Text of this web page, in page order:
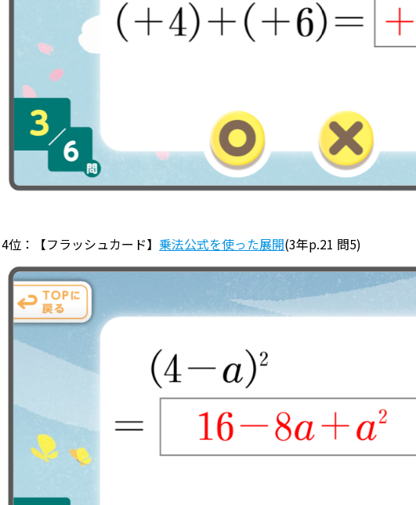
4位：【フラッシュカード】乗法公式を使った展開(3年p.21 問5)